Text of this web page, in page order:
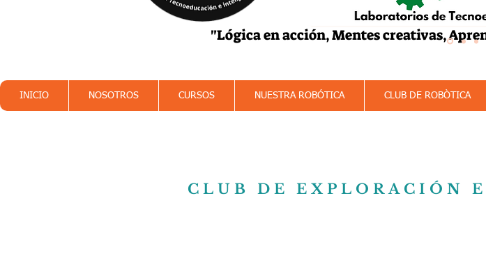
"Lógica en acción, Mentes creativas,
INICIO NOSOTROS CURSOS NUESTRA ROBÓTICA CLUB DE ROBÒTICA
CLUB DE EXPLORACIÓN